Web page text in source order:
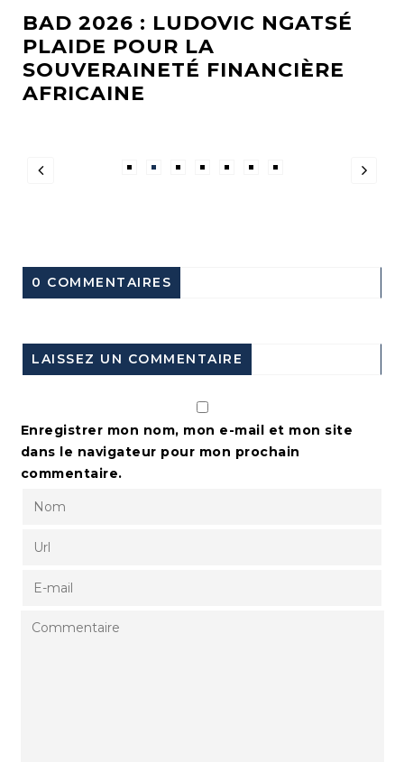
BAD 2026 : LUDOVIC NGATSÉ
PLAIDE POUR LA
SOUVERAINETÉ FINANCIÈRE
AFRICAINE
0 COMMENTAIRES
LAISSEZ UN COMMENTAIRE
Enregistrer mon nom, mon e-mail et mon site
dans le navigateur pour mon prochain
commentaire.